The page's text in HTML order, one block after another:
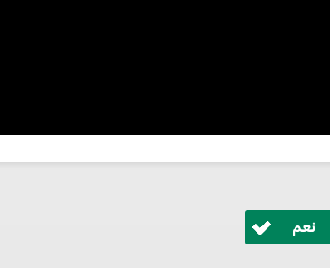
نعم